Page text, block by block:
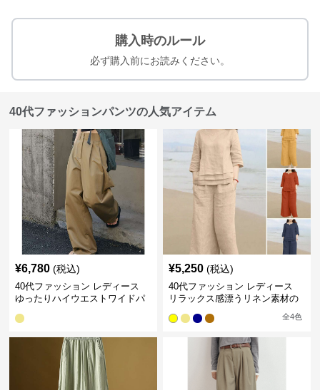
購入時のルール
必ず購入前にお読みください。
40代ファッションパンツの人気アイテム
¥6,780 (税込)
40代ファッション レディース
ゆったりハイウエストワイドパ
¥5,250 (税込)
40代ファッション レディース
リラックス感漂うリネン素材の
全4色